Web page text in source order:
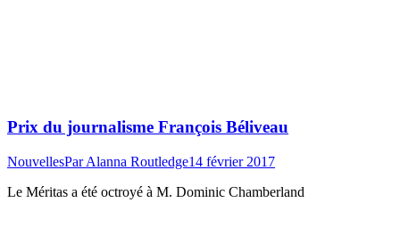
Prix du journalisme François Béliveau
NouvellesParAlanna Routledge14 février 2017
Le Méritas a été octroyé à M. Dominic Chamberland